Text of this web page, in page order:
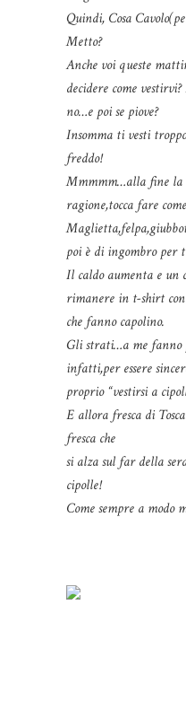
Quindi, Cosa
Metto?
Anche voi queste
decidere come
no…e poi se piove?
Insomma ti vesti
freddo!
Mmmmm…alla fine la
ragione,tocca fare
poi è di ingombro per
Il caldo aumenta e un
rimanere in t-shirt
che fanno capolino.
Gli strati…a me fanno
infatti,per essere
proprio “vestirsi a
E allora fresca di
fresca che
si alza sul far della
cipolle!
Come sempre a modo